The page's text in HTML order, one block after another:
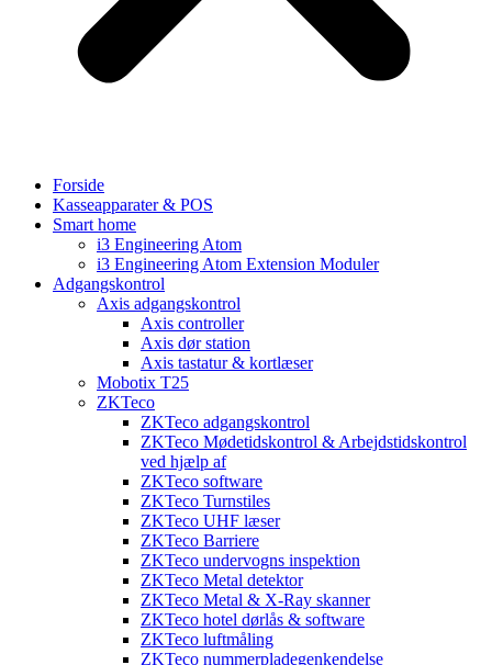
Forside
Kasseapparater & POS
Smart home
i3 Engineering Atom
i3 Engineering Atom Extension Moduler
Adgangskontrol
Axis adgangskontrol
Axis controller
Axis dør station
Axis tastatur & kortlæser
Mobotix T25
ZKTeco
ZKTeco adgangskontrol
ZKTeco Mødetidskontrol & Arbejdstidskontrol
ved hjælp af
ZKTeco software
ZKTeco Turnstiles
ZKTeco UHF læser
ZKTeco Barriere
ZKTeco undervogns inspektion
ZKTeco Metal detektor
ZKTeco Metal & X-Ray skanner
ZKTeco hotel dørlås & software
ZKTeco luftmåling
ZKTeco nummerpladegenkendelse